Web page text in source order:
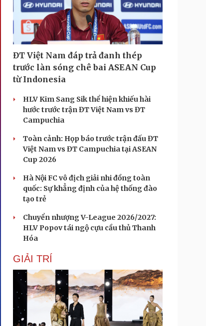
ĐT Việt Nam đáp trả đanh thép
trước làn sóng chê bai ASEAN Cup
từ Indonesia
HLV Kim Sang Sik thể hiện khiếu hài
hước trước trận ĐT Việt Nam vs ĐT
Campuchia
Toàn cảnh: Họp báo trước trận đấu ĐT
Việt Nam vs ĐT Campuchia tại ASEAN
Cup 2026
Hà Nội FC vô địch giải nhi đồng toàn
quốc: Sự khẳng định của hệ thống đào
tạo trẻ
Chuyển nhượng V-League 2026/2027:
HLV Popov tái ngộ cựu cầu thủ Thanh
Hóa
GIẢI TRÍ